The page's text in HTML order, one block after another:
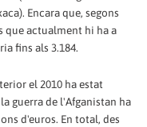
Encara que, segons
que actualment hi ha a
fins als 3.184.
el 2010 ha estat
guerra de l'Afganistan ha
d'euros. En total, des